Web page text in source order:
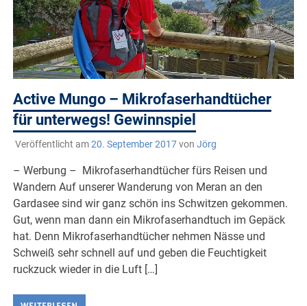
Active Mungo – Mikrofaserhandtücher
für unterwegs! Gewinnspiel
Veröffentlicht am20. September 2017von Jörg
– Werbung – Mikrofaserhandtücher fürs Reisen und
Wandern Auf unserer Wanderung von Meran an den
Gardasee sind wir ganz schön ins Schwitzen gekommen.
Gut, wenn man dann ein Mikrofaserhandtuch im Gepäck
hat. Denn Mikrofaserhandtücher nehmen Nässe und
Schweiß sehr schnell auf und geben die Feuchtigkeit
ruckzuck wieder in die Luft […]